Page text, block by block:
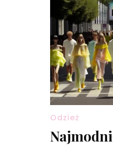
Odzież